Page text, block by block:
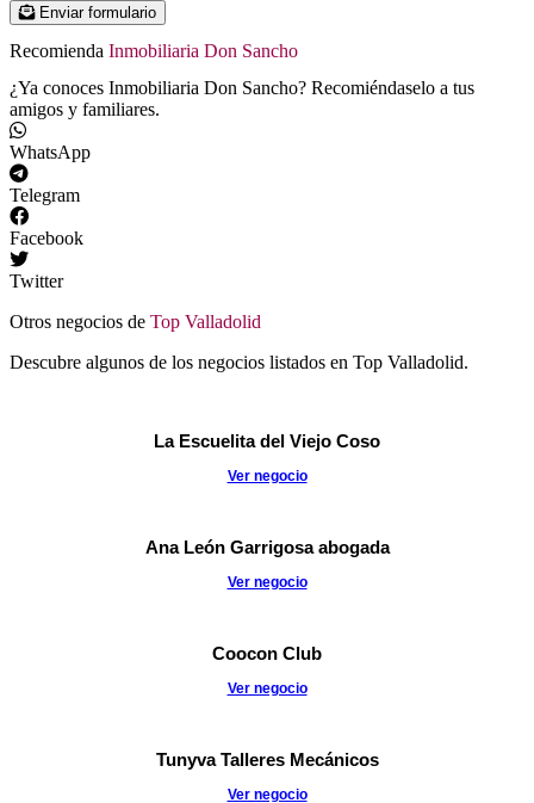
Enviar formulario
Recomienda Inmobiliaria Don Sancho
¿Ya conoces Inmobiliaria Don Sancho? Recomiéndaselo a tus
amigos y familiares.
WhatsApp
Telegram
Facebook
Twitter
Otros negocios de Top Valladolid
Descubre algunos de los negocios listados en Top Valladolid.
La Escuelita del Viejo Coso
Ver negocio
Ana León Garrigosa abogada
Ver negocio
Coocon Club
Ver negocio
Tunyva Talleres Mecánicos
Ver negocio